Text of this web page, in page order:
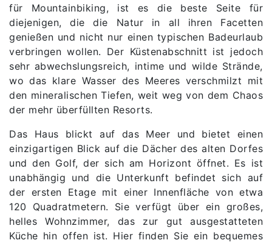
für Mountainbiking, ist es die beste Seite für
diejenigen, die die Natur in all ihren Facetten
genießen und nicht nur einen typischen Badeurlaub
verbringen wollen. Der Küstenabschnitt ist jedoch
sehr abwechslungsreich, intime und wilde Strände,
wo das klare Wasser des Meeres verschmilzt mit
den mineralischen Tiefen, weit weg von dem Chaos
der mehr überfüllten Resorts.
Das Haus blickt auf das Meer und bietet einen
einzigartigen Blick auf die Dächer des alten Dorfes
und den Golf, der sich am Horizont öffnet. Es ist
unabhängig und die Unterkunft befindet sich auf
der ersten Etage mit einer Innenfläche von etwa
120 Quadratmetern. Sie verfügt über ein großes,
helles Wohnzimmer, das zur gut ausgestatteten
Küche hin offen ist. Hier finden Sie ein bequemes